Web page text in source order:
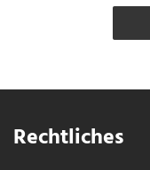
Rechtliches